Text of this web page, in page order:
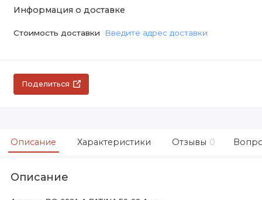
Информация о доставке
Стоимость доставки Введите адрес доставки
Поделиться
Описание Характеристики Отзывы 0
Описание